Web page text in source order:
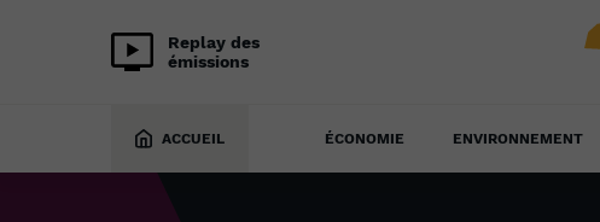
Replay des
émissions
ACCUEIL ÉCONOMIE ENVIRONNEMENT